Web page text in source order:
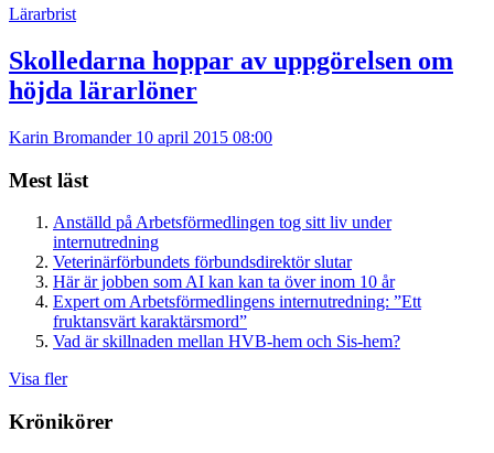
Lärarbrist
Skolledarna hoppar av uppgörelsen om
höjda lärarlöner
Karin Bromander 10 april 2015 08:00
Mest läst
Anställd på Arbetsförmedlingen tog sitt liv under
internutredning
Veterinärförbundets förbundsdirektör slutar
Här är jobben som AI kan kan ta över inom 10 år
Expert om Arbetsförmedlingens internutredning: ”Ett
fruktansvärt karaktärsmord”
Vad är skillnaden mellan HVB-hem och Sis-hem?
Visa fler
Krönikörer